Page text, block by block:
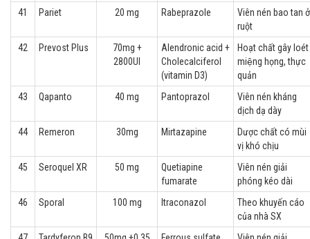
41
Pariet 20 mg Rabeprazole
Viên nén bao tan ở
ruột
42
Prevost Plus
70mg +
2800UI
Alendronic acid +
Cholecalciferol
(vitamin D3)
Hoạt chất gây loét
miệng họng, thực
quản
43
Qapanto 40 mg Pantoprazol
Viên nén kháng
dịch dạ dày
44
Remeron 30mg Mirtazapine
Dược chất có mùi
vị khó chịu
45
Seroquel XR 50 mg
Quetiapine
fumarate
Viên nén giải
phóng kéo dài
46
Sporal 100 mg Itraconazol
Theo khuyến cáo
của nhà SX